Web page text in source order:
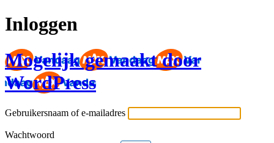
Inloggen
Mogelijk gemaakt door
WordPress
Gebruikersnaam of e-mailadres
Wachtwoord